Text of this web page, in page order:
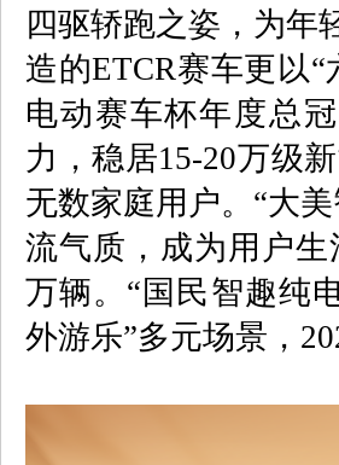
四驱轿跑之姿，为年
造的ETCR赛车更以“
电动赛车杯年度总
力，稳居15-20万级
无数家庭用户。“大
流气质，成为用户
万辆。“国民智趣纯
外游乐”多元场景，